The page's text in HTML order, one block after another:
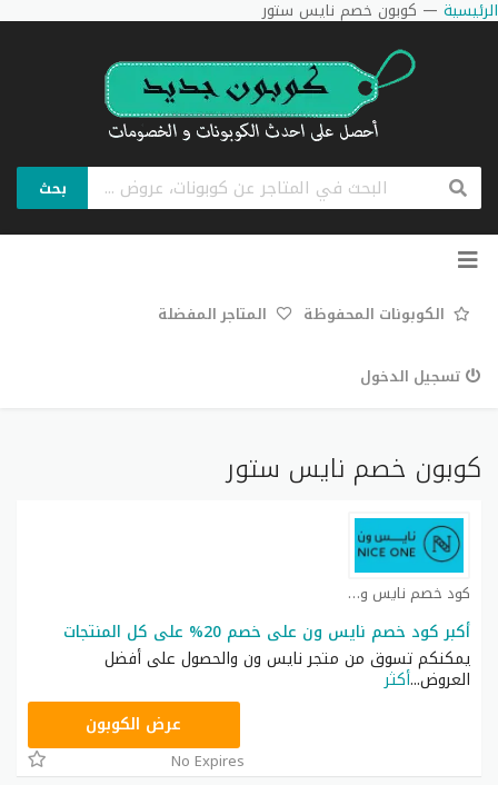
الرئيسية — كوبون خصم نايس ستور
بحث
تخطي
الكوبونات المحفوظة المتاجر المفضلة
تسجيل الدخول
كوبون خصم نايس ستور
كود خصم نايس ون كوبون
أكبر كود خصم نايس ون على خصم 20% على كل المنتجات
يمكنكم تسوق من متجر نايس ون والحصول على أفضل
العروض...أكثر
ARB11عرض الكوبون
No Expires